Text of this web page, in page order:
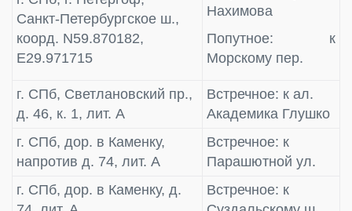
Санкт‑Петербургское ш.,
коорд. N59.870182,
E29.971715
Нахимова
Попутное: к
Морскому пер.
г. СПб, Светлановский пр.,
д. 46, к. 1, лит. А
Встречное: к ал.
Академика Глушко
г. СПб, дор. в Каменку,
напротив д. 74, лит. А
Встречное: к
Парашютной ул.
г. СПб, дор. в Каменку, д.
Встречное: к